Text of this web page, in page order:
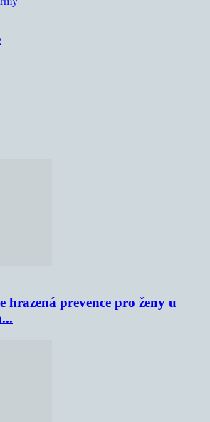
hrazená prevence pro ženy u